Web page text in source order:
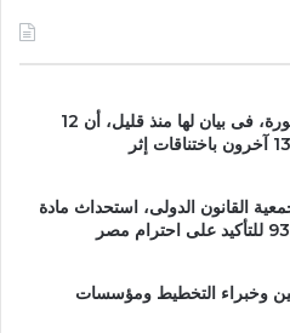
أعلنت إمارة منطقة المدينة المنورة، فى بيان لها منذ قليل، أن 12
القانون الدولى، استحداث مادة
وخبراء التخطيط ومؤسسات